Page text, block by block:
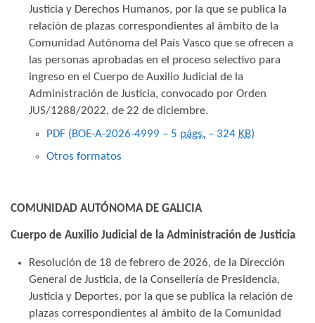
Justicia y Derechos Humanos, por la que se publica la
relación de plazas correspondientes al ámbito de la
Comunidad Autónoma del País Vasco que se ofrecen a
las personas aprobadas en el proceso selectivo para
ingreso en el Cuerpo de Auxilio Judicial de la
Administración de Justicia, convocado por Orden
JUS/1288/2022, de 22 de diciembre.
PDF (BOE-A-2026-4999 – 5 págs. – 324 KB)
Otros formatos
COMUNIDAD AUTÓNOMA DE GALICIA
Cuerpo de Auxilio Judicial de la Administración de Justicia
Resolución de 18 de febrero de 2026, de la Dirección
General de Justicia, de la Consellería de Presidencia,
Justicia y Deportes, por la que se publica la relación de
plazas correspondientes al ámbito de la Comunidad